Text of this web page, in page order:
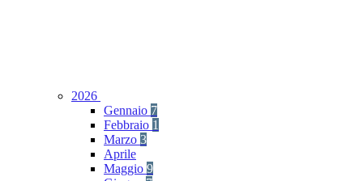
2026
Gennaio 7
Febbraio 1
Marzo 3
Aprile
Maggio 9